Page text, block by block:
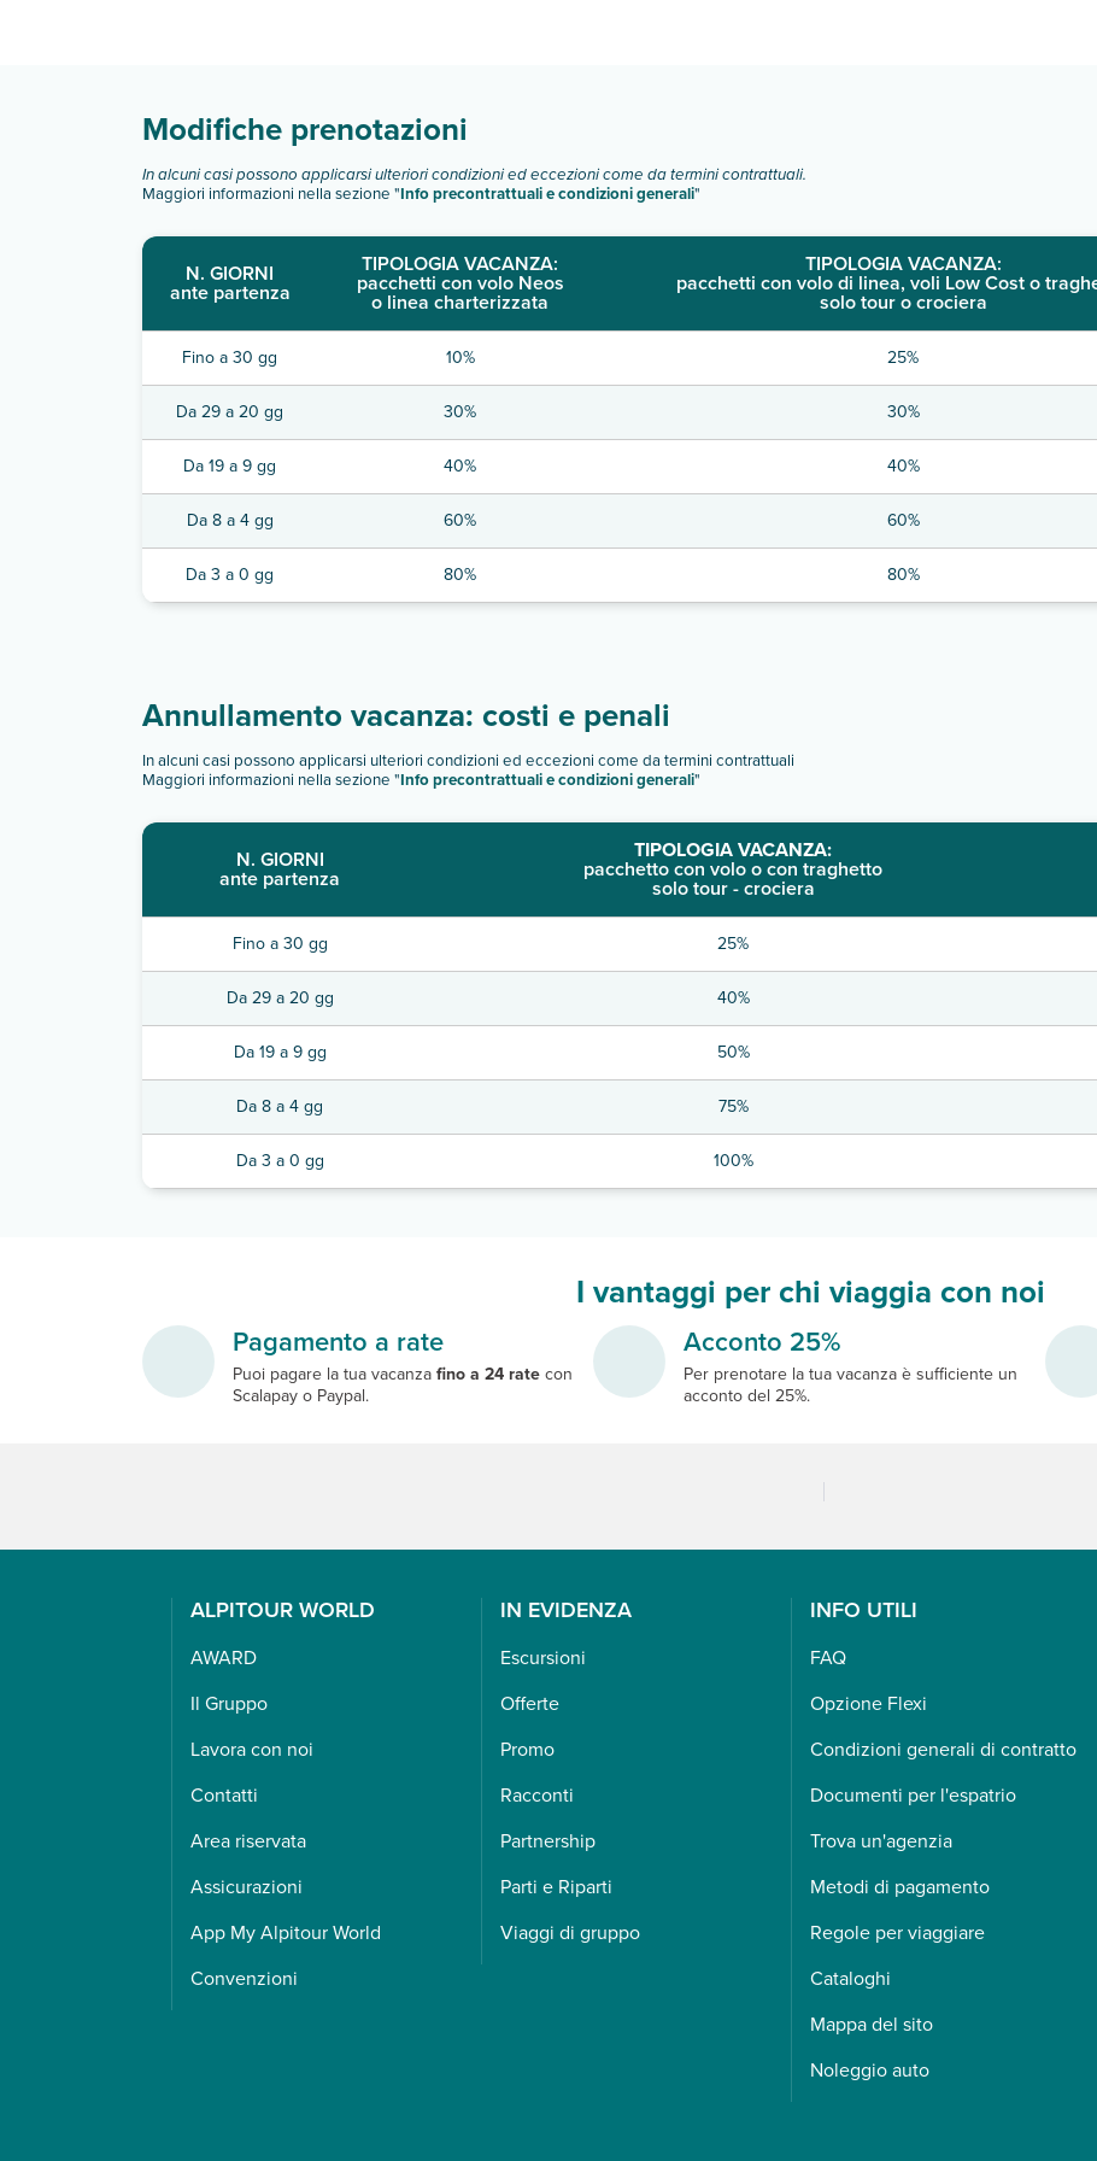
Modifiche prenotazioni
In alcuni casi possono applicarsi ulteriori condizioni ed eccezioni come da termini contrattuali.
Maggiori informazioni nella sezione "Info precontrattuali e condizioni generali"
N. GIORNI
ante partenza
TIPOLOGIA VACANZA:
pacchetti con volo Neos
o linea charterizzata
TIPOLOGIA VACANZA:
pacchetti con volo di linea, voli Low Cost o
solo tour o crociera
Fino a 30 gg 10% 25%
Da 29 a 20 gg 30% 30%
Da 19 a 9 gg 40% 40%
Da 8 a 4 gg 60% 60%
Da 3 a 0 gg 80% 80%
Annullamento vacanza: costi e penali
In alcuni casi possono applicarsi ulteriori condizioni ed eccezioni come da termini contrattuali
Maggiori informazioni nella sezione "Info precontrattuali e condizioni generali"
N. GIORNI
ante partenza
TIPOLOGIA VACANZA:
pacchetto con volo o con traghetto
solo tour - crociera
Fino a 30 gg 25%
Da 29 a 20 gg 40%
Da 19 a 9 gg 50%
Da 8 a 4 gg 75%
Da 3 a 0 gg 100%
I vantaggi per chi viaggia con noi
Pagamento a rate
Puoi pagare la tua vacanzafino a 24 ratecon
Scalapay o Paypal.
Acconto 25%
Per prenotare la tua vacanza è sufficiente un
acconto del 25%.
ALPITOUR WORLD
AWARD
Il Gruppo
Lavora con noi
Contatti
Area riservata
Assicurazioni
App My Alpitour World
Convenzioni
IN EVIDENZA
Escursioni
Offerte
Promo
Racconti
Partnership
Parti e Riparti
Viaggi di gruppo
INFO UTILI
FAQ
Opzione Flexi
Condizioni generali di contratto
Documenti per l'espatrio
Trova un'agenzia
Metodi di pagamento
Regole per viaggiare
Cataloghi
Mappa del sito
Noleggio auto